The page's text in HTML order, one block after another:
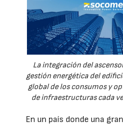
La integración del
gestión energética del
global de los consumos y
de infraestructuras cada
En un país donde una